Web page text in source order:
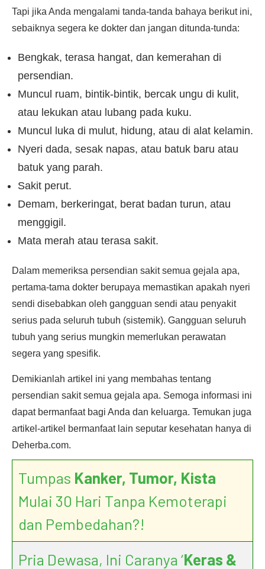
Tapi jika Anda mengalami tanda-tanda bahaya berikut ini,
sebaiknya segera ke dokter dan jangan ditunda-tunda:
Bengkak, terasa hangat, dan kemerahan di
persendian.
Muncul ruam, bintik-bintik, bercak ungu di kulit,
atau lekukan atau lubang pada kuku.
Muncul luka di mulut, hidung, atau di alat kelamin.
Nyeri dada, sesak napas, atau batuk baru atau
batuk yang parah.
Sakit perut.
Demam, berkeringat, berat badan turun, atau
menggigil.
Mata merah atau terasa sakit.
Dalam memeriksa persendian sakit semua gejala apa,
pertama-tama dokter berupaya memastikan apakah nyeri
sendi disebabkan oleh gangguan sendi atau penyakit
serius pada seluruh tubuh (sistemik). Gangguan seluruh
tubuh yang serius mungkin memerlukan perawatan
segera yang spesifik.
Demikianlah artikel ini yang membahas tentang
persendian sakit semua gejala apa. Semoga informasi ini
dapat bermanfaat bagi Anda dan keluarga. Temukan juga
artikel-artikel bermanfaat lain seputar kesehatan hanya di
Deherba.com.
Tumpas Kanker, Tumor, Kista
Mulai 30 Hari Tanpa Kemoterapi
dan Pembedahan?!
Pria Dewasa, Ini Caranya ‘Keras &